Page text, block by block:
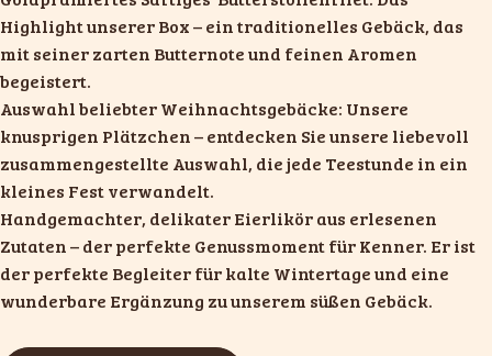
Highlight unserer Box – ein traditionelles Gebäck, das
mit seiner zarten Butternote und feinen Aromen
begeistert.
Auswahl beliebter Weihnachtsgebäcke: Unsere
knusprigen Plätzchen – entdecken Sie unsere liebevoll
zusammengestellte Auswahl, die jede Teestunde in ein
kleines Fest verwandelt.
Handgemachter, delikater Eierliköraus erlesenen
Zutaten – der perfekte Genussmoment für Kenner. Er ist
der perfekte Begleiter für kalte Wintertage und eine
wunderbare Ergänzung zu unserem süßen Gebäck.